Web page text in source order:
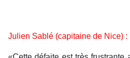
Julien Sablé (capitaine de Nice) :